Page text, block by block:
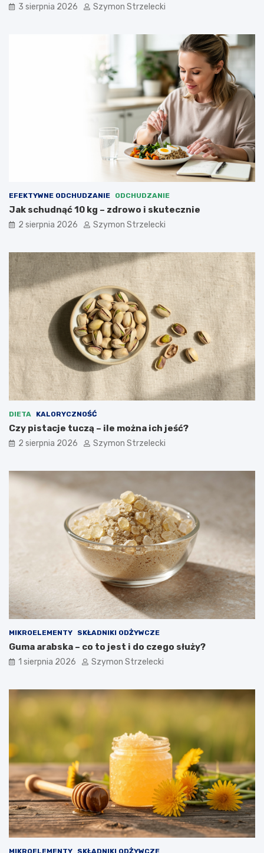
3 sierpnia 2026 Szymon Strzelecki
EFEKTYWNE ODCHUDZANIE ODCHUDZANIE
Jak schudnąć 10 kg – zdrowo i skutecznie
2 sierpnia 2026 Szymon Strzelecki
DIETA KALORYCZNOŚĆ
Czy pistacje tuczą – ile można ich jeść?
2 sierpnia 2026 Szymon Strzelecki
MIKROELEMENTY SKŁADNIKI ODŻYWCZE
Guma arabska – co to jest i do czego służy?
1 sierpnia 2026 Szymon Strzelecki
MIKROELEMENTY SKŁADNIKI ODŻYWCZE